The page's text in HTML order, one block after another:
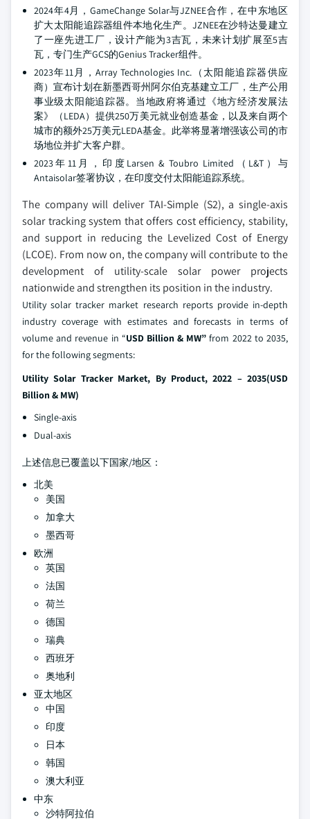
2024年4月，GameChange Solar与JZNEE合作，在中东地区
扩大太阳能追踪器组件本地化生产。JZNEE在沙特达曼建立
了一座先进工厂，设计产能为3吉瓦，未来计划扩展至5吉
瓦，专门生产GCS的Genius Tracker组件。
2023年11月，Array Technologies Inc.（太阳能追踪器供应
商）宣布计划在新墨西哥州阿尔伯克基建立工厂，生产公用
事业级太阳能追踪器。当地政府将通过《地方经济发展法
案》（LEDA）提供250万美元就业创造基金，以及来自两个
城市的额外25万美元LEDA基金。此举将显著增强该公司的市
场地位并扩大客户群。
2023年11月，印度Larsen & Toubro Limited（L&T）与
Antaisolar签署协议，在印度交付太阳能追踪系统。
The company will deliver TAI-Simple (S2), a single-axis
solar tracking system that offers cost efficiency, stability,
and support in reducing the Levelized Cost of Energy
(LCOE). From now on, the company will contribute to the
development of utility-scale solar power projects
nationwide and strengthen its position in the industry.
Utility solar tracker market research reports provide in-depth
industry coverage with estimates and forecasts in terms of
volume and revenue in “USD Billion & MW” from 2022 to 2035,
for the following segments:
Utility Solar Tracker Market, By Product, 2022 – 2035(USD
Billion & MW)
Single-axis
Dual-axis
上述信息已覆盖以下国家/地区：
北美
美国
加拿大
墨西哥
欧洲
英国
法国
荷兰
德国
瑞典
西班牙
奥地利
亚太地区
中国
印度
日本
韩国
澳大利亚
中东
沙特阿拉伯